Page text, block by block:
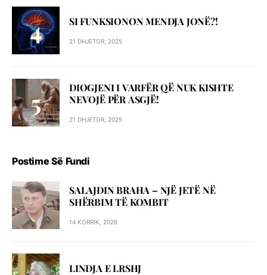
SI FUNKSIONON MENDJA JONË?!
21 DHJETOR, 2025
DIOGJENI I VARFËR QË NUK KISHTE
NEVOJË PËR ASGJË!
21 DHJETOR, 2025
Postime Së Fundi
SALAJDIN BRAHA – NJЁ JETЁ NЁ
SHЁRBIM TЁ KOMBIT
14 KORRIK, 2026
LINDJA E LRSHJ